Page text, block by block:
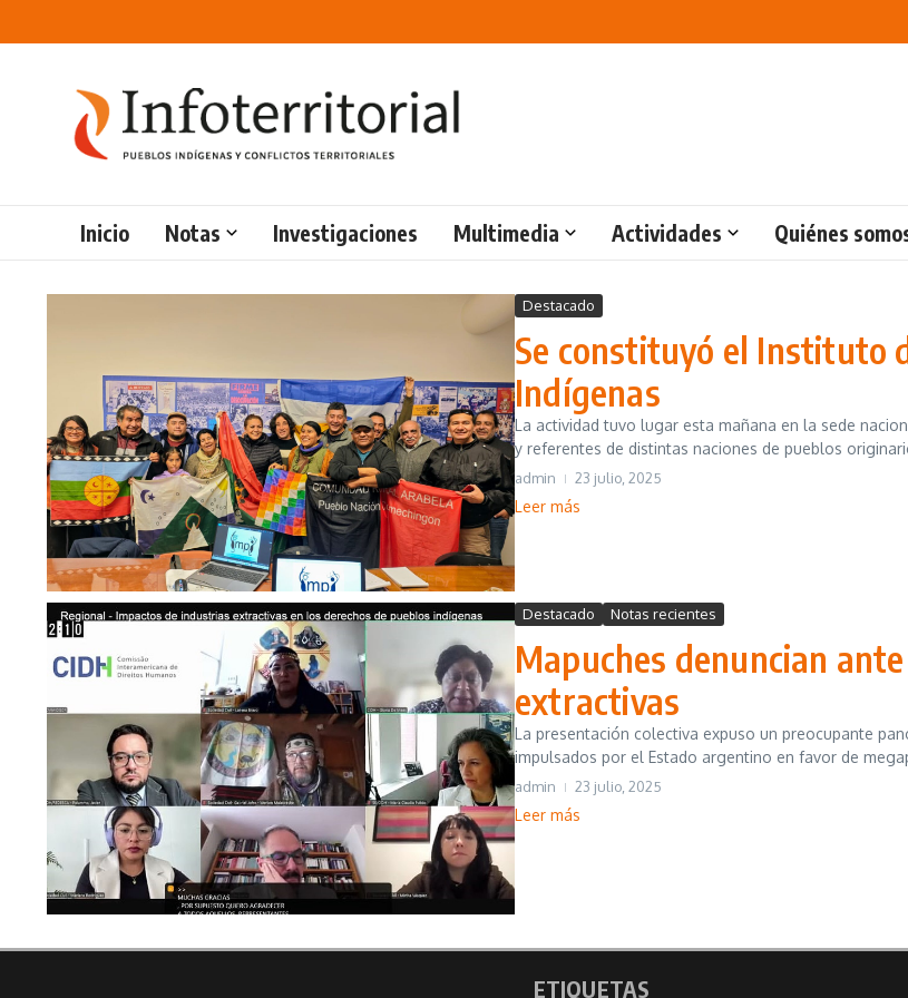
Inicio Notas Investigaciones Multimedia Actividades Quiénes
Destacado
Se constituyó el Instituto
Indígenas
La actividad tuvo lugar esta mañana en la sede
y referentes de distintas naciones de pueblos
admin 23 julio, 2025
Leer más
Destacado Notas recientes
Mapuches denuncian
extractivas
La presentación colectiva expuso un preocupante
impulsados por el Estado argentino en favor de
admin 23 julio, 2025
Leer más
ETIQUETAS